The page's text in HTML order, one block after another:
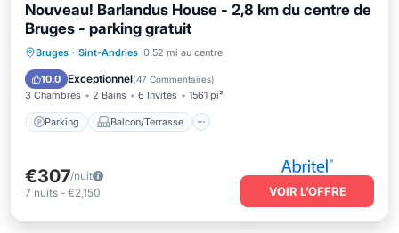
Nouveau! Barlandus House - 2,8 km du centre de
Bruges - parking gratuit
Bruges · Sint-Andries 0.52 mi au centre
10.0 Exceptionnel(47 Commentaires)
3 Chambres 2 Bains 6 Invités 1561 pi²
Parking Balcon/Terrasse
Parking Balcon/Terrasse
Internet
€307/nuit
7 nuits - €2,150 VOIR L’OFFRE